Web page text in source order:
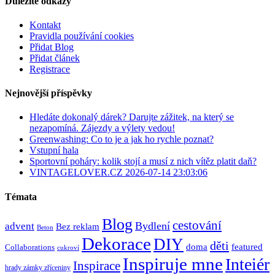
Kontakt
Pravidla používání cookies
Přidat Blog
Přidat článek
Registrace
Nejnovější příspěvky
Hledáte dokonalý dárek? Darujte zážitek, na který se
nezapomíná. Zájezdy a výlety vedou!
Greenwashing: Co to je a jak ho rychle poznat?
Vstupní hala
Sportovní poháry: kolik stojí a musí z nich vítěz platit daň?
VINTAGELOVER.CZ 2026-07-14 23:03:06
Témata
advent Beton Bez reklam Blog Bydlení cestování
Collaborations cukroví DekoraceDIY doma děti featured
hrady zámky zříceniny Inspirace Inspiruje mneInteiér